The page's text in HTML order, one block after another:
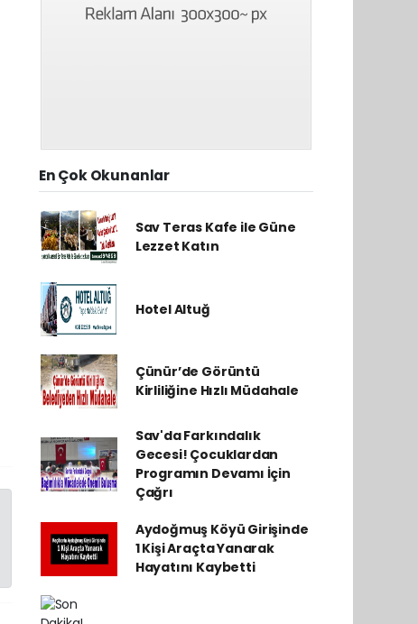
En Çok Okunanlar
Sav Teras Kafe ile Güne
Lezzet Katın
Hotel Altuğ
Çünür’de Görüntü
Kirliliğine Hızlı Müdahale
Sav'da Farkındalık
Gecesi! Çocuklardan
Programın Devamı İçin
Çağrı
Aydoğmuş Köyü Girişinde
1 Kişi Araçta Yanarak
Hayatını Kaybetti